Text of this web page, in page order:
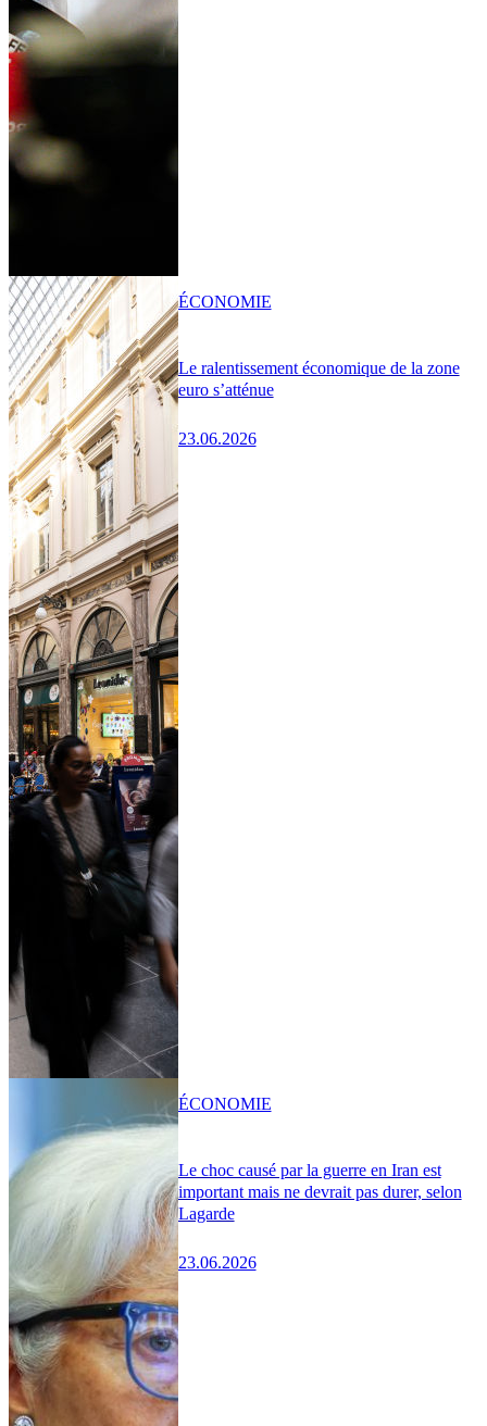
Le ralentissement économique de la zone
euro s’atténue
23.06.2026
ÉCONOMIE
Le choc causé par la guerre en Iran est
important mais ne devrait pas durer, selon
Lagarde
23.06.2026
ÉCONOMIE